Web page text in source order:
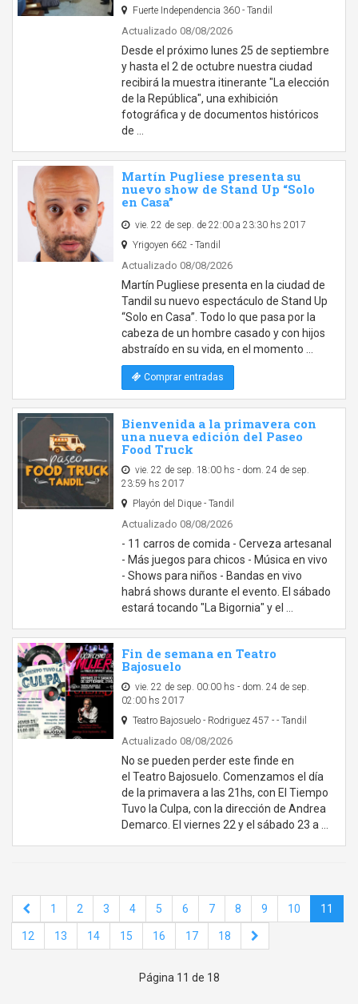
Fuerte Independencia 360 - Tandil
Actualizado 08/08/2026
Desde el próximo lunes 25 de septiembre
y hasta el 2 de octubre nuestra ciudad
recibirá la muestra itinerante "La elección
de la República", una exhibición
fotográfica y de documentos históricos
de …
Martín Pugliese presenta su
nuevo show de Stand Up “Solo
en Casa”
vie. 22 de sep. de 22:00 a 23:30 hs 2017
Yrigoyen 662 - Tandil
Actualizado 08/08/2026
Martín Pugliese presenta en la ciudad de
Tandil su nuevo espectáculo de Stand Up
“Solo en Casa”. Todo lo que pasa por la
cabeza de un hombre casado y con hijos
abstraído en su vida, en el momento …
Comprar entradas
Bienvenida a la primavera con
una nueva edición del Paseo
Food Truck
vie. 22 de sep. 18:00 hs - dom. 24 de sep.
23:59 hs 2017
Playón del Dique - Tandil
Actualizado 08/08/2026
- 11 carros de comida - Cerveza artesanal
- Más juegos para chicos - Música en vivo
- Shows para niños - Bandas en vivo
habrá shows durante el evento. El sábado
estará tocando "La Bigornia" y el …
Fin de semana en Teatro
Bajosuelo
vie. 22 de sep. 00:00 hs - dom. 24 de sep.
02:00 hs 2017
Teatro Bajosuelo - Rodriguez 457 - - Tandil
Actualizado 08/08/2026
No se pueden perder este finde en
el Teatro Bajosuelo. Comenzamos el día
de la primavera a las 21hs, con El Tiempo
Tuvo la Culpa, con la dirección de Andrea
Demarco. El viernes 22 y el sábado 23 a …
1 2 3 4 5 6 7 8 9 10 11
12 13 14 15 16 17 18
Página 11 de 18